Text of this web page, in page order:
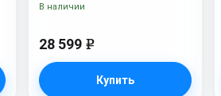
28 599 e
Купить
В наличии